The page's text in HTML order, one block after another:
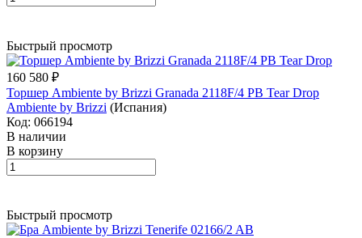
Быстрый просмотр
160 580 ₽
Торшер Ambiente by Brizzi Granada 2118F/4 PB Tear Drop
Ambiente by Brizzi (Испания)
Код: 066194
В наличии
В корзину
Быстрый просмотр